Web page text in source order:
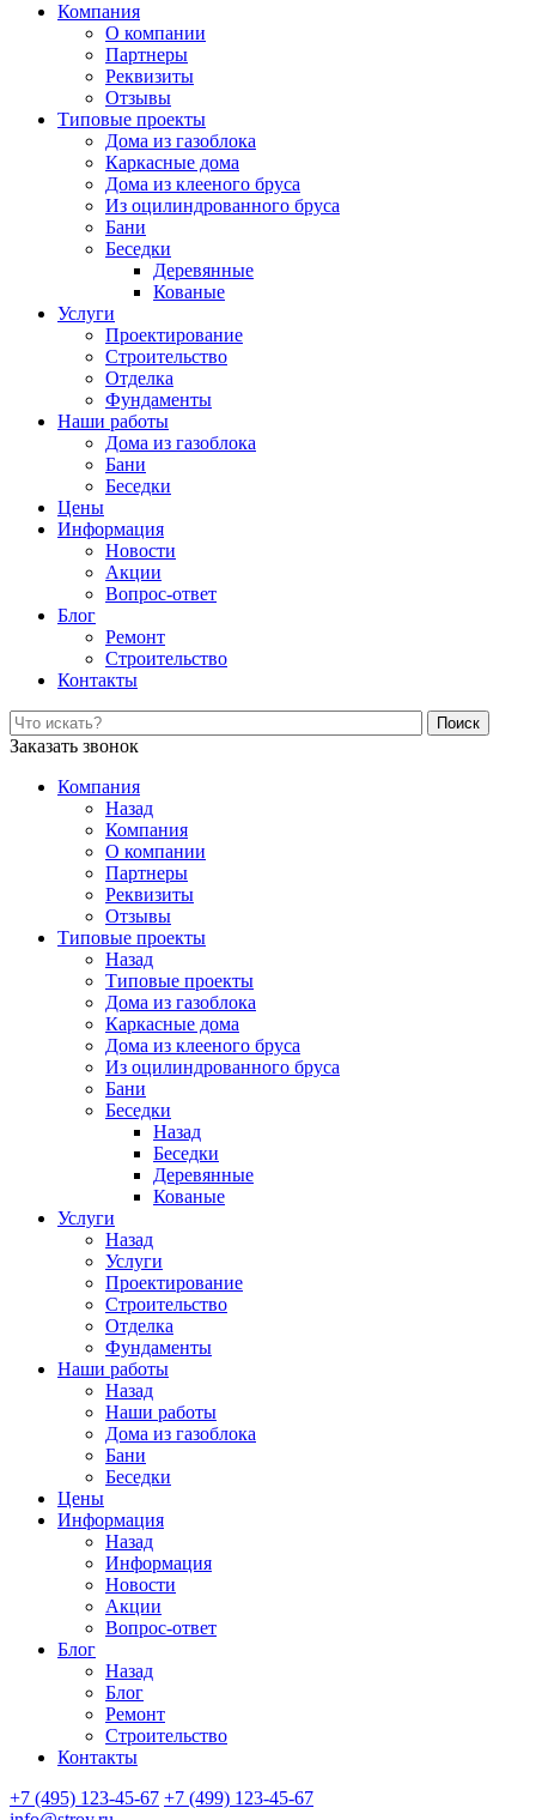
Компания
О компании
Партнеры
Реквизиты
Отзывы
Типовые проекты
Дома из газоблока
Каркасные дома
Дома из клееного бруса
Из оцилиндрованного бруса
Бани
Беседки
Деревянные
Кованые
Услуги
Проектирование
Строительство
Отделка
Фундаменты
Наши работы
Дома из газоблока
Бани
Беседки
Цены
Информация
Новости
Акции
Вопрос-ответ
Блог
Ремонт
Строительство
Контакты
Поиск
Заказать звонок
Компания
Назад
Компания
О компании
Партнеры
Реквизиты
Отзывы
Типовые проекты
Назад
Типовые проекты
Дома из газоблока
Каркасные дома
Дома из клееного бруса
Из оцилиндрованного бруса
Бани
Беседки
Назад
Беседки
Деревянные
Кованые
Услуги
Назад
Услуги
Проектирование
Строительство
Отделка
Фундаменты
Наши работы
Назад
Наши работы
Дома из газоблока
Бани
Беседки
Цены
Информация
Назад
Информация
Новости
Акции
Вопрос-ответ
Блог
Назад
Блог
Ремонт
Строительство
Контакты
+7 (495) 123-45-67 +7 (499) 123-45-67